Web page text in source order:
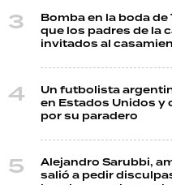
Bomba en la boda
que los padres de la
invitados al
Un futbolista
en Estados Unidos y
por su paradero
Alejandro Sarubbi,
salió a pedir